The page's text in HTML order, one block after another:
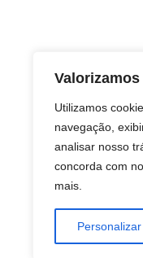
Utilizamos
navegação,
analisar nosso
concorda com
mais.
Personalizar